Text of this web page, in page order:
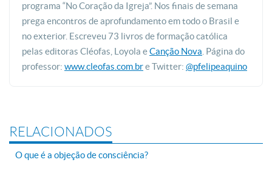
programa “No Coração da Igreja”. Nos finais de semana
prega encontros de aprofundamento em todo o Brasil e
no exterior. Escreveu 73 livros de formação católica
pelas editoras Cléofas, Loyola eCanção Nova . Página do
professor: www.cleofas.com.bre Twitter: @pfelipeaquino
RELACIONADOS
O que é a objeção de consciência?